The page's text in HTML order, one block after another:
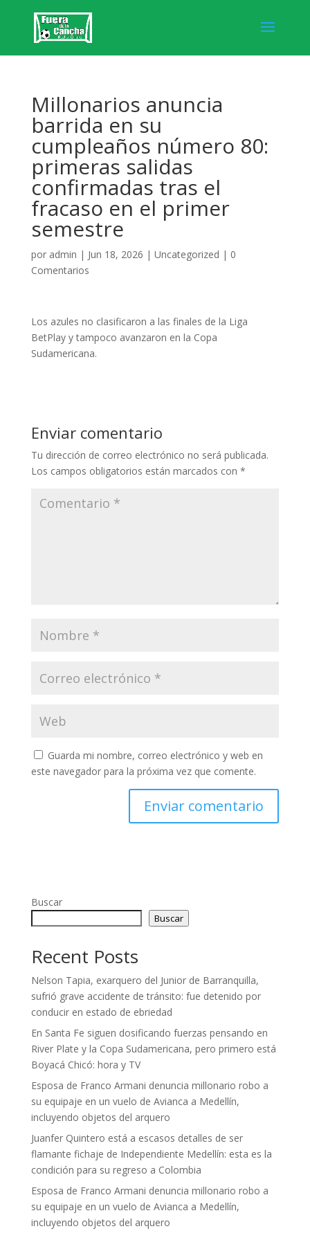
Millonarios anuncia
barrida en su
cumpleaños número 80:
primeras salidas
confirmadas tras el
fracaso en el primer
semestre
por admin | Jun 18, 2026 | Uncategorized | 0
Comentarios
Los azules no clasificaron a las finales de la Liga
BetPlay y tampoco avanzaron en la Copa
Sudamericana.
Enviar comentario
Tu dirección de correo electrónico no será publicada.
Los campos obligatorios están marcados con *
Guarda mi nombre, correo electrónico y web en
este navegador para la próxima vez que comente.
Buscar
Buscar
Recent Posts
Nelson Tapia, exarquero del Junior de Barranquilla,
sufrió grave accidente de tránsito: fue detenido por
conducir en estado de ebriedad
En Santa Fe siguen dosificando fuerzas pensando en
River Plate y la Copa Sudamericana, pero primero está
Boyacá Chicó: hora y TV
Esposa de Franco Armani denuncia millonario robo a
su equipaje en un vuelo de Avianca a Medellín,
incluyendo objetos del arquero
Juanfer Quintero está a escasos detalles de ser
flamante fichaje de Independiente Medellín: esta es la
condición para su regreso a Colombia
Esposa de Franco Armani denuncia millonario robo a
su equipaje en un vuelo de Avianca a Medellín,
incluyendo objetos del arquero